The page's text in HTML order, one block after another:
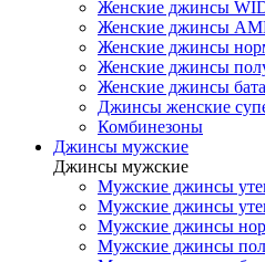
Женские джинсы
Женские джинсы
Женские джинсы
Женские джинсы
Женские джинсы
Джинсы женские
Комбинезоны
Джинсы мужские
Джинсы мужские
Мужские джинсы
Мужские джинсы
Мужские джинсы
Мужские джинсы